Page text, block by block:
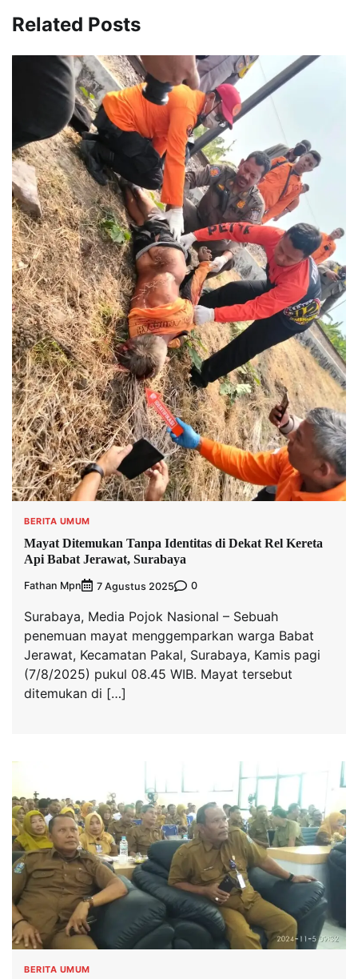
Related Posts
BERITA UMUM
Mayat Ditemukan Tanpa Identitas di Dekat Rel Kereta
Api Babat Jerawat, Surabaya
Fathan Mpn 7 Agustus 2025 0
Surabaya, Media Pojok Nasional – Sebuah
penemuan mayat menggemparkan warga Babat
Jerawat, Kecamatan Pakal, Surabaya, Kamis pagi
(7/8/2025) pukul 08.45 WIB. Mayat tersebut
ditemukan di […]
BERITA UMUM